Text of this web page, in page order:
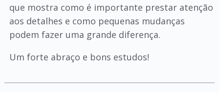
que mostra como é importante prestar atenção
aos detalhes e como pequenas mudanças
podem fazer uma grande diferença.
Um forte abraço e bons estudos!